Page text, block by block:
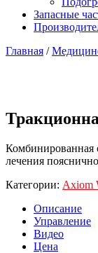
Запасные
Главная /
Комбинированная
лечения
Категории: Axiom
Описание
Управление
Видео
Цена